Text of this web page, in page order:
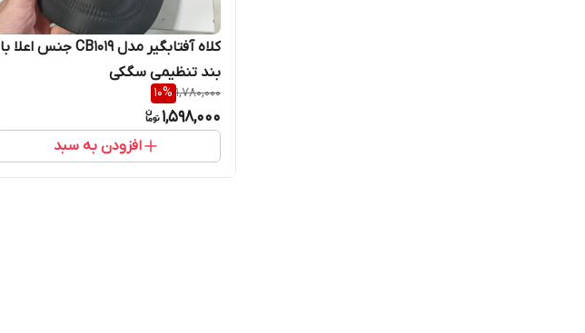
کلاه آفتابگیر مدل CB1019 جنس اعلا با
بند تنظیمی سگکی
1,780,000
10%
1,598,000
افزودن به سبد